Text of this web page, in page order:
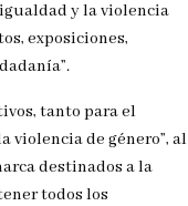
y la violencia
exposiciones,
tanto para el
violencia de género”, al
destinados a la
todos los